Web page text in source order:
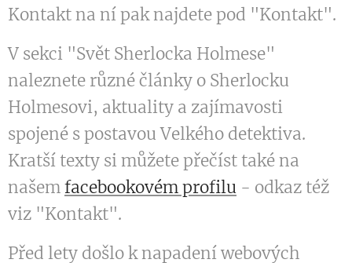
Kontakt na ní pak najdete pod "Kontakt".
V sekci "Svět Sherlocka Holmese"
naleznete různé články o Sherlocku
Holmesovi, aktuality a zajímavosti
spojené s postavou Velkého detektiva.
Kratší texty si můžete přečíst také na
našemfacebookovém profilu - odkaz též
viz "Kontakt".
Před lety došlo k napadení webových